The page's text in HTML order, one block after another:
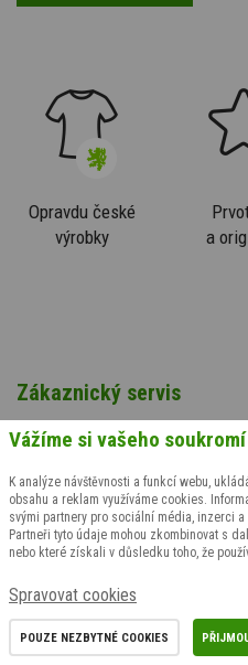
Opravdu české
výrobky
a
Zákaznický servis
Odstoupení od smlouvy
Výměna velikosti
Reklamační formulář
Reklamační řád
Obchodní podmínky
Ochrana osobních údajů
Zásady zpracování souborů
cookies
Vážíme si vašeho soukromí
K analýze návštěvnosti a funkcí webu,
obsahu a reklam využíváme cookies.
svými partnery pro sociální média, inzerci
Partneři tyto údaje mohou zkombinovat s
nebo které získali v důsledku toho, že
Spravovat cookies
POUZE NEZBYTNÉ COOKIES